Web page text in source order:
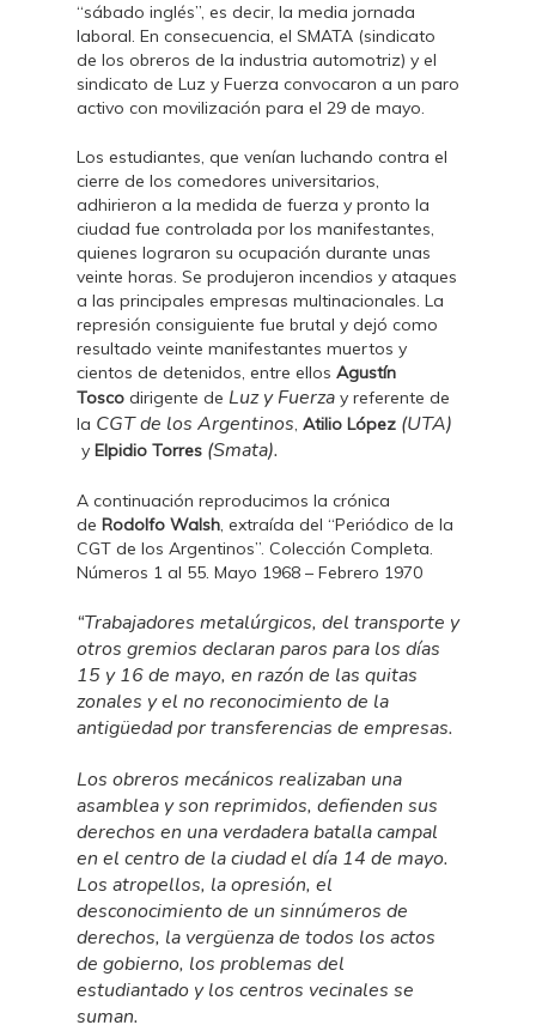
“sábado inglés”, es decir, la media jornada
laboral. En consecuencia, el SMATA (sindicato
de los obreros de la industria automotriz) y el
sindicato de Luz y Fuerza convocaron a un paro
activo con movilización para el 29 de mayo.
Los estudiantes, que venían luchando contra el
cierre de los comedores universitarios,
adhirieron a la medida de fuerza y pronto la
ciudad fue controlada por los manifestantes,
quienes lograron su ocupación durante unas
veinte horas. Se produjeron incendios y ataques
a las principales empresas multinacionales. La
represión consiguiente fue brutal y dejó como
resultado veinte manifestantes muertos y
cientos de detenidos, entre ellos Agustín
Tosco dirigente de Luz y Fuerza y referente de
la CGTde los Argentinos, Atilio López (UTA)
y Elpidio Torres (Smata).
A continuación reproducimos la crónica
de Rodolfo Walsh, extraída del “Periódico de la
CGT de los Argentinos”. Colección Completa.
Números 1 al 55. Mayo 1968 – Febrero 1970
“Trabajadores metalúrgicos, del transporte y
otros gremios declaran paros para los días
15 y 16 de mayo, en razón de las quitas
zonales y el no reconocimiento de la
antigüedad por transferencias de empresas.
Los obreros mecánicos realizaban una
asamblea y son reprimidos, defienden sus
derechos en una verdadera batalla campal
en el centro de la ciudad el día 14 de mayo.
Los atropellos, la opresión, el
desconocimiento de un sinnúmeros de
derechos, la vergüenza de todos los actos
de gobierno, los problemas del
estudiantado y los centros vecinales se
suman.